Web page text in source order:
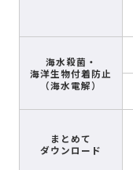
海水殺菌・
海洋生物付着防止
（海水電解）
まとめて
ダウンロード